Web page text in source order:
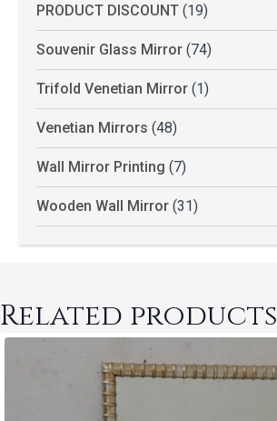
PRODUCT DISCOUNT (19)
Souvenir Glass Mirror (74)
Trifold Venetian Mirror (1)
Venetian Mirrors (48)
Wall Mirror Printing (7)
Wooden Wall Mirror (31)
Related products